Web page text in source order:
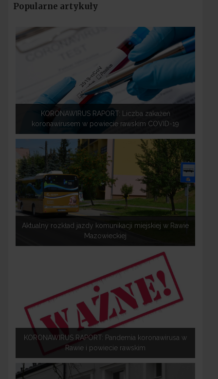
Popularne artykuły
KORONAWIRUS RAPORT: Liczba zakażeń
koronawirusem w powiecie rawskim COVID-19
Aktualny rozkład jazdy komunikacji miejskiej w Rawie
Mazowieckiej
KORONAWIRUS RAPORT: Pandemia koronawirusa w
Rawie i powiecie rawskim